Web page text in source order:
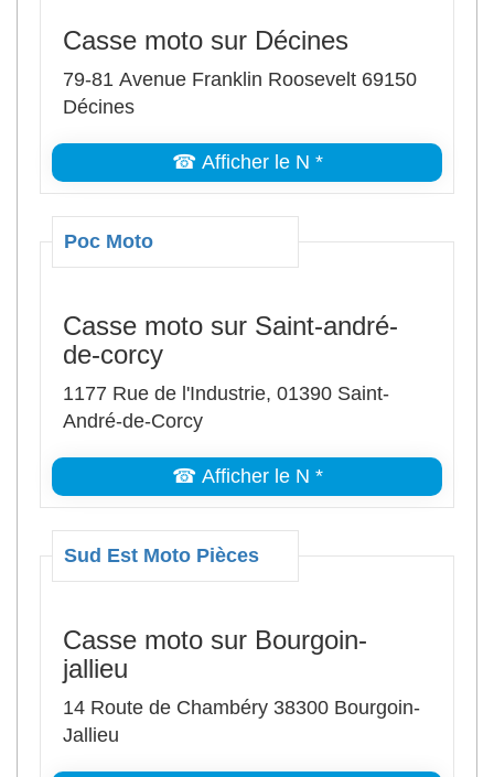
Casse moto sur Décines
79-81 Avenue Franklin Roosevelt 69150
Décines
☎ Afficher le N *
Poc Moto
Casse moto sur Saint-andré-
de-corcy
1177 Rue de l'Industrie, 01390 Saint-
André-de-Corcy
☎ Afficher le N *
Sud Est Moto Pièces
Casse moto sur Bourgoin-
jallieu
14 Route de Chambéry 38300 Bourgoin-
Jallieu